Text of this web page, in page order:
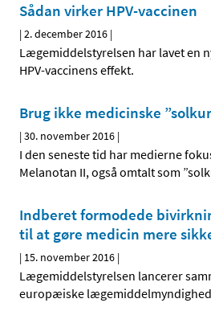
Sådan virker HPV-vaccinen
|2. december 2016 |
Lægemiddelstyrelsen har lavet en
HPV-vaccinens effekt.
Brug ikke medicinske
|30. november 2016 |
I den seneste tid har medierne
Melanotan II, også omtalt som
Indberet formodede
til at gøre medicin mere
| 15. november 2016 |
Lægemiddelstyrelsen lancerer
europæiske